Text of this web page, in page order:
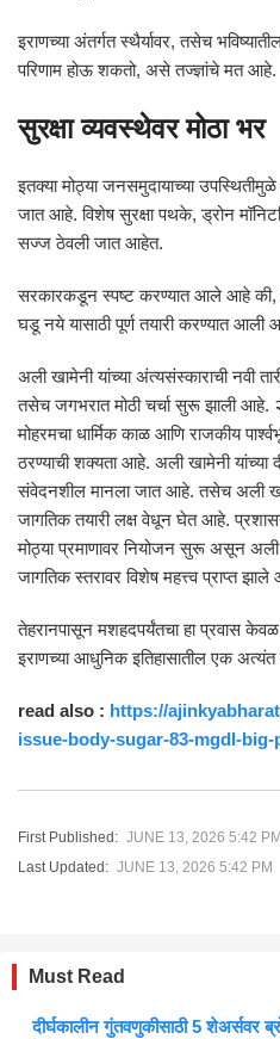
इराणच्या अंतर्गत स्थैर्यावर, तसेच
परिणाम होऊ शकतो, असे तज्ज्ञांचे मत आहे.
सुरक्षा व्यवस्थेवर मोठा भर
इतक्या मोठ्या जनसमुदायाच्या
जात आहे. विशेष सुरक्षा पथके, ड्रोन
सज्ज ठेवली जात आहेत.
सरकारकडून स्पष्ट करण्यात आले आहे की,
घडू नये यासाठी पूर्ण तयारी करण्यात आली
अली खामेनी यांच्या अंत्यसंस्काराची नवी
तसेच जगभरात मोठी चर्चा सुरू झाली आहे.
मोहरमचा धार्मिक काळ आणि राजकीय
ठरण्याची शक्यता आहे. अली खामेनी यांच्या
संवेदनशील मानला जात आहे. तसेच अली
जागतिक तयारी लक्ष वेधून घेत आहे.
मोठ्या प्रमाणावर नियोजन सुरू असून अली
जागतिक स्तरावर विशेष महत्त्व प्राप्त
तेहरानपासून मशहदपर्यंतचा हा प्रवास
इराणच्या आधुनिक इतिहासातील एक अत्यंत
read also : https://
issue-body-sugar-83-mgdl-
First Published: JUNE 13, 2026 5:42 PM
Last Updated: JUNE 13, 2026 5:42 PM
Must Read
दीर्घकालीन गुंतवणुकीसाठी 5